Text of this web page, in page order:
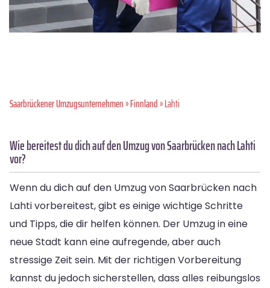
Saarbrückener Umzugsunternehmen»Finnland» Lahti
Wie bereitest du dich auf den Umzug von Saarbrücken nach Lahti
vor?
Wenn du dich auf den Umzug von Saarbrücken nach
Lahti vorbereitest, gibt es einige wichtige Schritte
und Tipps, die dir helfen können. Der Umzug in eine
neue Stadt kann eine aufregende, aber auch
stressige Zeit sein. Mit der richtigen Vorbereitung
kannst du jedoch sicherstellen, dass alles reibungslos